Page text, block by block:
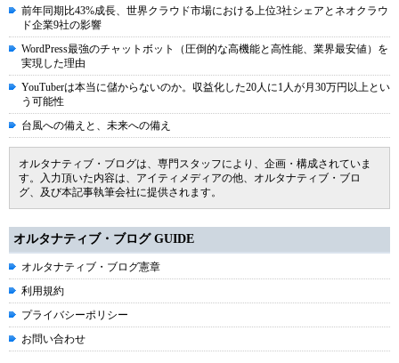
前年同期比43%成長、世界クラウド市場における上位3社シェアとネオクラウ
ド企業9社の影響
WordPress最強のチャットボット（圧倒的な高機能と高性能、業界最安値）を
実現した理由
YouTuberは本当に儲からないのか。収益化した20人に1人が月30万円以上とい
う可能性
台風への備えと、未来への備え
オルタナティブ・ブログは、専門スタッフにより、企画・構成されていま
す。入力頂いた内容は、アイティメディアの他、オルタナティブ・ブロ
グ、及び本記事執筆会社に提供されます。
オルタナティブ・ブログ GUIDE
オルタナティブ・ブログ憲章
利用規約
プライバシーポリシー
お問い合わせ